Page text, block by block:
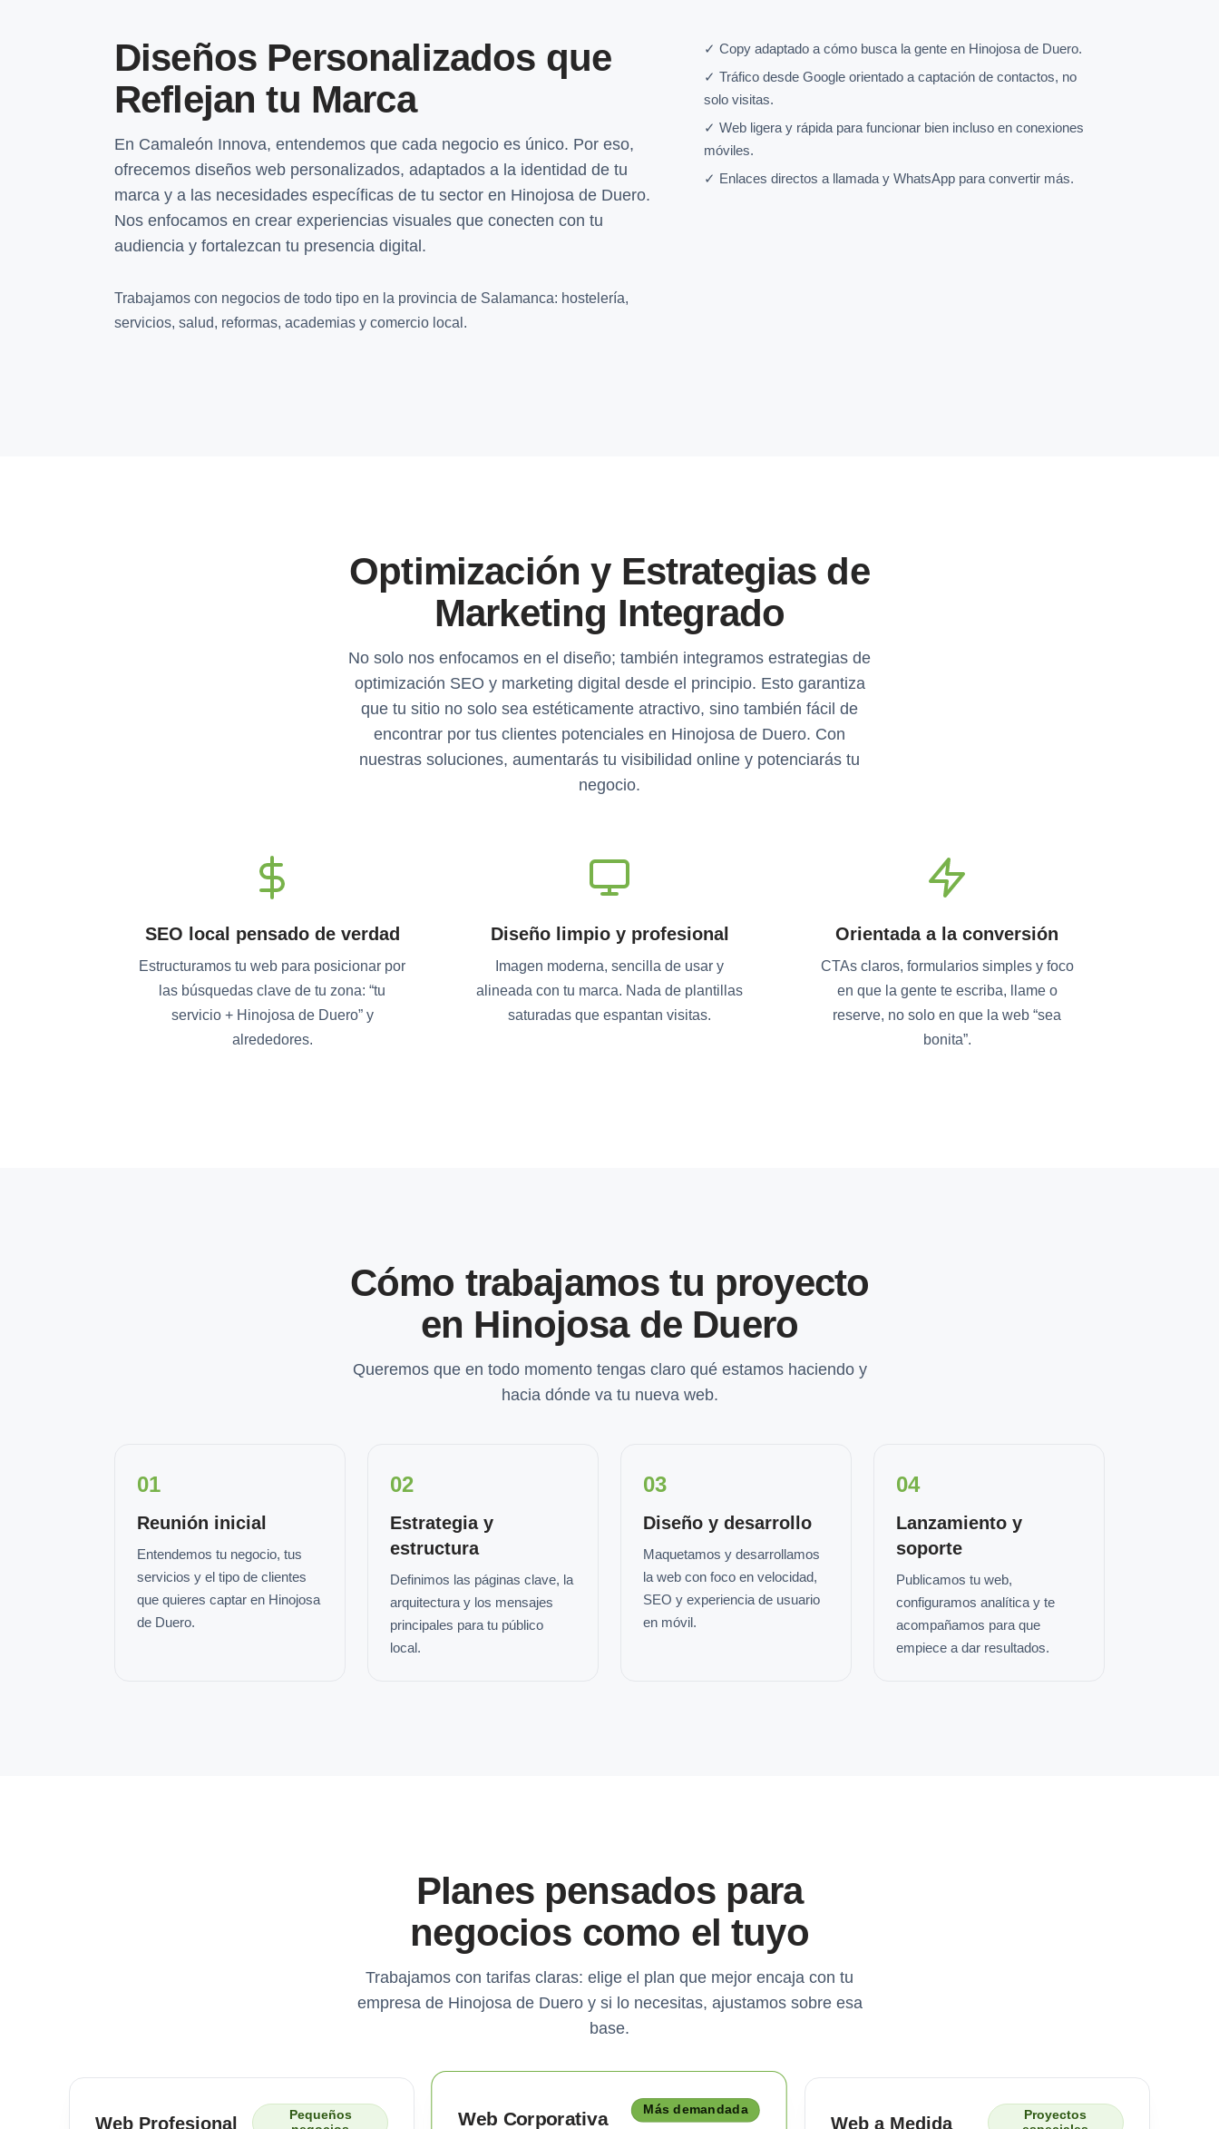
Diseños Personalizados que
Reflejan tu Marca
En Camaleón Innova, entendemos que cada negocio es único. Por eso,
ofrecemos diseños web personalizados, adaptados a la identidad de tu
marca y a las necesidades específicas de tu sector en Hinojosa de Duero.
Nos enfocamos en crear experiencias visuales que conecten con tu
audiencia y fortalezcan tu presencia digital.
Trabajamos con negocios de todo tipo en la provincia de Salamanca: hostelería,
servicios, salud, reformas, academias y comercio local.
✓ Copy adaptado a cómo busca la gente en Hinojosa de Duero.
✓ Tráfico desde Google orientado a captación de contactos, no
solo visitas.
✓ Web ligera y rápida para funcionar bien incluso en conexiones
móviles.
✓ Enlaces directos a llamada y WhatsApp para convertir más.
Optimización y Estrategias de
Marketing Integrado
No solo nos enfocamos en el diseño; también integramos estrategias de
optimización SEO y marketing digital desde el principio. Esto garantiza
que tu sitio no solo sea estéticamente atractivo, sino también fácil de
encontrar por tus clientes potenciales en Hinojosa de Duero. Con
nuestras soluciones, aumentarás tu visibilidad online y potenciarás tu
negocio.
SEO local pensado de verdad
Estructuramos tu web para posicionar por
las búsquedas clave de tu zona: “tu
servicio + Hinojosa de Duero” y
alrededores.
Diseño limpio y profesional
Imagen moderna, sencilla de usar y
alineada con tu marca. Nada de plantillas
saturadas que espantan visitas.
Orientada a la conversión
CTAs claros, formularios simples y foco
en que la gente te escriba, llame o
reserve, no solo en que la web “sea
bonita”.
Cómo trabajamos tu proyecto
en Hinojosa de Duero
Queremos que en todo momento tengas claro qué estamos haciendo y
hacia dónde va tu nueva web.
01
Reunión inicial
Entendemos tu negocio, tus
servicios y el tipo de clientes
que quieres captar en Hinojosa
de Duero.
02
Estrategia y
estructura
Definimos las páginas clave, la
arquitectura y los mensajes
principales para tu público
local.
03
Diseño y desarrollo
Maquetamos y desarrollamos
la web con foco en velocidad,
SEO y experiencia de usuario
en móvil.
04
Lanzamiento y
soporte
Publicamos tu web,
configuramos analítica y te
acompañamos para que
empiece a dar resultados.
Planes pensados para
negocios como el tuyo
Trabajamos con tarifas claras: elige el plan que mejor encaja con tu
empresa de Hinojosa de Duero y si lo necesitas, ajustamos sobre esa
base.
Web Profesional
Pequeños
Web Corporativa Más demandada
Web a Medida
Proyectos